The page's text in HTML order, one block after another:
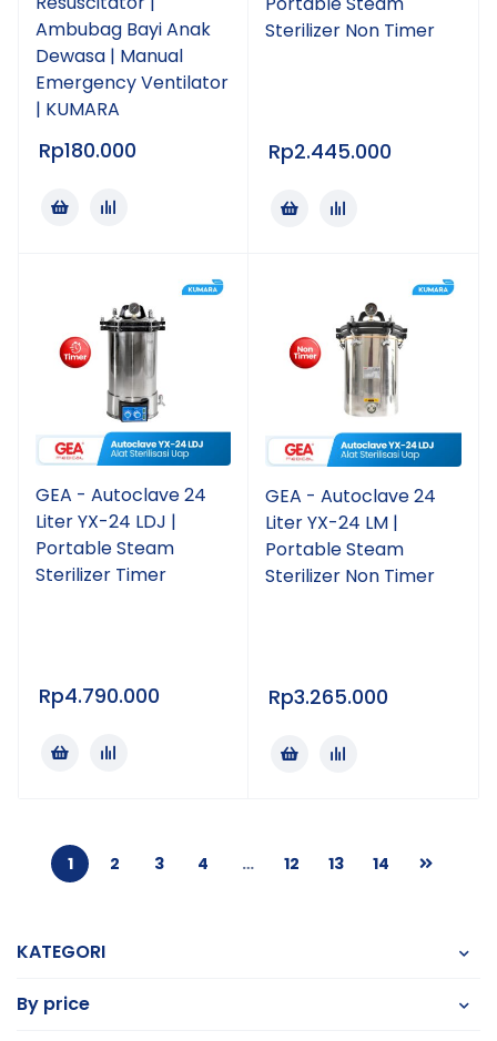
KATEGORI
By price
Ambubag Bayi Anak
Dewasa | Manual
Emergency Ventilator
| KUMARA
Rp180.000
Sterilizer Non Timer
Rp2.445.000
GEA - Autoclave 24
Liter YX-24 LDJ |
Portable Steam
Sterilizer Timer
Rp4.790.000
GEA - Autoclave 24
Liter YX-24 LM |
Portable Steam
Sterilizer Non Timer
Rp3.265.000
1 2 3 4 … 12 13 14